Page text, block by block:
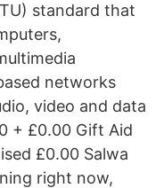
standard that
networks
video and data
+ £0.00 Gift Aid
£0.00 Salwa
right now,